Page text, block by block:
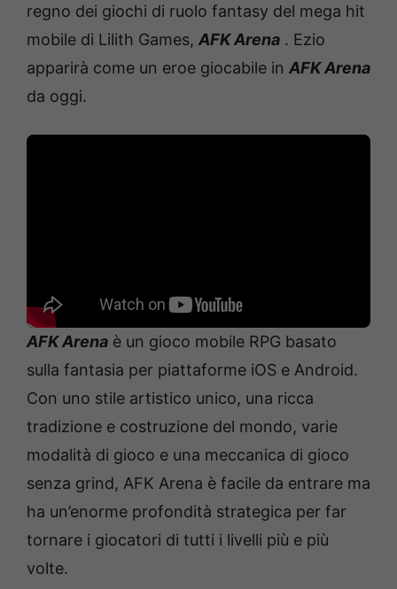
regno dei giochi di ruolo fantasy del mega hit
mobile di Lilith Games, AFK Arena . Ezio
apparirà come un eroe giocabile in AFK Arena
da oggi.
AFK Arena è un gioco mobile RPG basato
sulla fantasia per piattaforme iOS e Android.
Con uno stile artistico unico, una ricca
tradizione e costruzione del mondo, varie
modalità di gioco e una meccanica di gioco
senza grind, AFK Arena è facile da entrare ma
ha un’enorme profondità strategica per far
tornare i giocatori di tutti i livelli più e più
volte.